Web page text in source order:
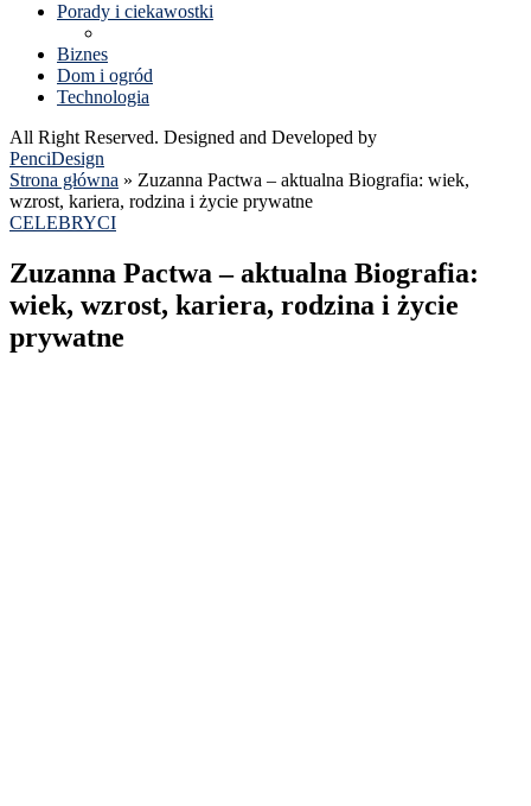
Porady i ciekawostki
Biznes
Dom i ogród
Technologia
All Right Reserved. Designed and Developed by
PenciDesign
Strona główna » Zuzanna Pactwa – aktualna Biografia: wiek,
wzrost, kariera, rodzina i życie prywatne
CELEBRYCI
Zuzanna Pactwa – aktualna Biografia:
wiek, wzrost, kariera, rodzina i życie
prywatne